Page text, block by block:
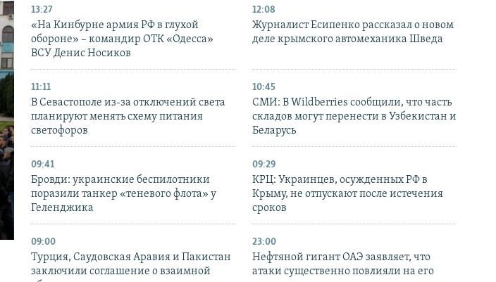
13:27
«На Кинбурне армия РФ в глухой
обороне» – командир ОТК «Одесса»
ВСУ Денис Носиков
12:08
Журналист Есипенко рассказал о новом
деле крымского автомеханика Шведа
11:11
В Севастополе из-за отключений света
планируют менять схему питания
светофоров
10:45
СМИ: В Wildberries сообщили, что часть
складов могут перенести в Узбекистан и
Беларусь
09:41
Бровди: украинские беспилотники
поразили танкер «теневого флота» у
Геленджика
09:29
КРЦ: Украинцев, осужденных РФ в
Крыму, не отпускают после истечения
сроков
09:00
Турция, Саудовская Аравия и Пакистан
заключили соглашение о взаимной
23:00
Нефтяной гигант ОАЭ заявляет, что
атаки существенно повлияли на его